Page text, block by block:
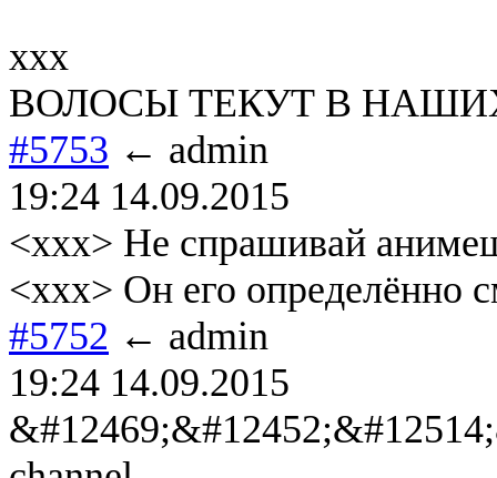
xxx
ВОЛОСЫ ТЕКУТ В
#5753 ← admin
19:24 14.09.2015
<xxx> Не спрашивай
<xxx> Он его определённо
#5752 ← admin
19:24 14.09.2015